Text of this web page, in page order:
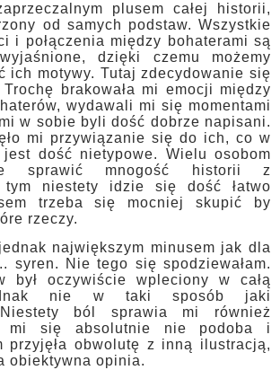
plusem całej historii,
od samych podstaw. Wszystkie
i połączenia między bohaterami są
dzięki czemu możemy
ich motywy. Tutaj zdecydowanie się
Trochę brakowała mi emocji między
wydawali mi się momentami
w sobie byli dość dobrze napisani.
mi przywiązanie się do ich, co w
jest dość nietypowe. Wielu osobom
sprawić mnogość historii z
tym niestety idzie się dość łatwo
trzeba się mocniej skupić by
rzeczy.
największym minusem jak dla
syren. Nie tego się spodziewałam.
był oczywiście wpleciony w całą
nie w taki sposób jaki
Niestety ból sprawia mi również
mi się absolutnie nie podoba i
przyjęła obwolutę z inną ilustracją,
obiektywna opinia.